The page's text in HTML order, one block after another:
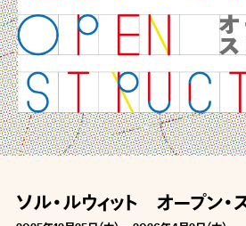
ソル・ルウィット オープン・